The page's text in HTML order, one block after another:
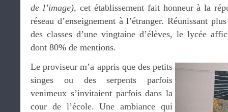
de l’image), cet établissement fait honneur à la
réseau d’enseignement à l’étranger. Réunissant
des classes d’une vingtaine d’élèves, le lycée
dont 80% de mentions.
Le proviseur m’a appris que des petits
singes ou des serpents parfois
venimeux s’invitaient parfois dans la
cour de l’école. Une ambiance qui